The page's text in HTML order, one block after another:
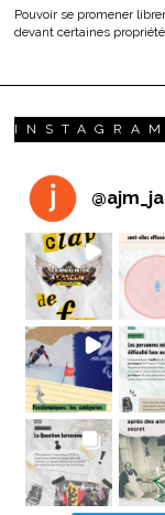
Pouvoir se promener
devant certaines
INSTAGRAM
@